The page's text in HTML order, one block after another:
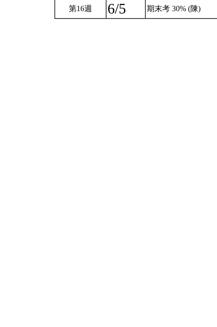
第16週 6/5 期末考 30% (陳)